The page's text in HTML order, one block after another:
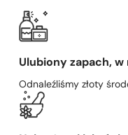
Ulubiony zapach, w
Odnaleźliśmy złoty